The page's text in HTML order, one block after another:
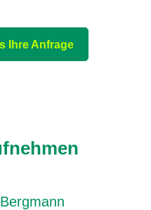
Ihre Anfrage